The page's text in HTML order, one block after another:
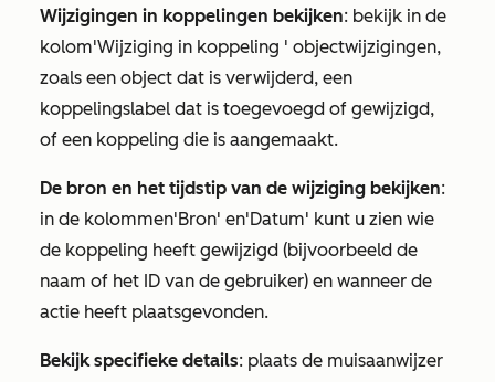
Wijzigingen in koppelingen bekijken: bekijk in de
kolom'Wijziging in koppeling ' objectwijzigingen,
zoals een object dat is verwijderd, een
koppelingslabel dat is toegevoegd of gewijzigd,
of een koppeling die is aangemaakt.
De bron en het tijdstip van de wijziging bekijken:
in de kolommen'Bron' en'Datum' kunt u zien wie
de koppeling heeft gewijzigd (bijvoorbeeld de
naam of het ID van de gebruiker) en wanneer de
actie heeft plaatsgevonden.
Bekijk specifieke details: plaats de muisaanwijzer